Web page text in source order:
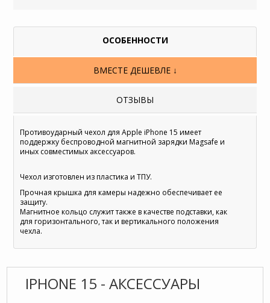
ОСОБЕННОСТИ
ВМЕСТЕ ДЕШЕВЛЕ ↓
ОТЗЫВЫ
Противоударный чехол для Apple iPhone 15 имеет
поддержку беспроводной магнитной зарядки Magsafe и
иных совместимых аксессуаров.
Чехол изготовлен из пластика и ТПУ.
Прочная крышка для камеры надежно обеспечивает ее
защиту.
Магнитное кольцо служит также в качестве подставки, как
для горизонтального, так и вертикального положения
чехла.
IPHONE 15 - АКСЕССУАРЫ